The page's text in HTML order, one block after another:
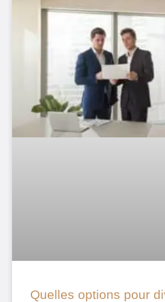
Quelles options pour